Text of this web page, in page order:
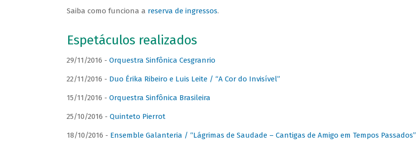
Saiba como funciona a reserva de ingressos.
Espetáculos realizados
29/11/2016 - Orquestra Sinfônica Cesgranrio
22/11/2016 - Duo Érika Ribeiro e Luis Leite / “A Cor do Invisível”
15/11/2016 - Orquestra Sinfônica Brasileira
25/10/2016 - Quinteto Pierrot
18/10/2016 - Ensemble Galanteria / “Lágrimas de Saudade – Cantigas de Amigo em Tempos Passados”